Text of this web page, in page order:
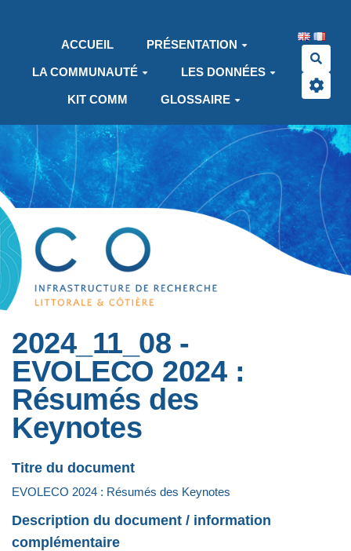
ACCUEIL
PRÉSENTATION
LA COMMUNAUTÉ LES DONNÉES
KIT COMM GLOSSAIRE
2024_11_08 -
EVOLECO 2024 :
Résumés des
Keynotes
Titre du document
EVOLECO 2024 : Résumés des Keynotes
Description du document / information
complémentaire